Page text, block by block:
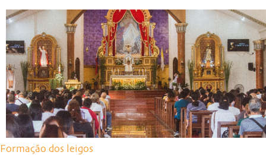
Formação dos leigos